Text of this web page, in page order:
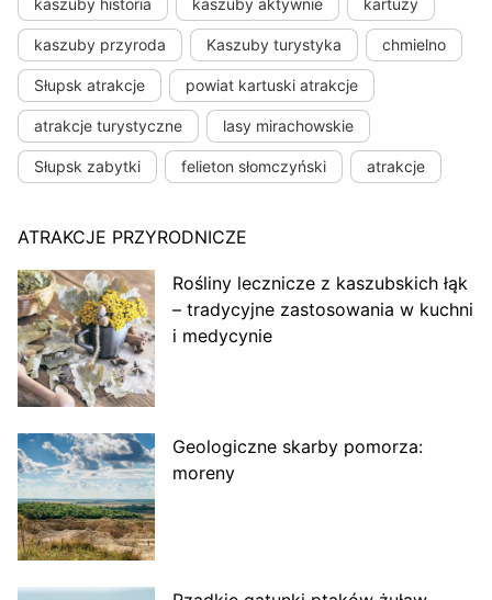
kaszuby historia kaszuby aktywnie kartuzy
kaszuby przyroda Kaszuby turystyka chmielno
Słupsk atrakcje powiat kartuski atrakcje
atrakcje turystyczne lasy mirachowskie
Słupsk zabytki felieton słomczyński atrakcje
ATRAKCJE PRZYRODNICZE
Rośliny lecznicze z kaszubskich łąk
– tradycyjne zastosowania w kuchni
i medycynie
Geologiczne skarby pomorza:
moreny